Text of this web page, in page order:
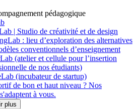
pédagogique
| Studio de créativité et de design
: lieu d’exploration des alternatives
conventionnels d’enseignement
(atelier et cellule pour l’insertion
de nos étudiants)
(incubateur de startup)
de bon et haut niveau ? Nos
à vous.
plus